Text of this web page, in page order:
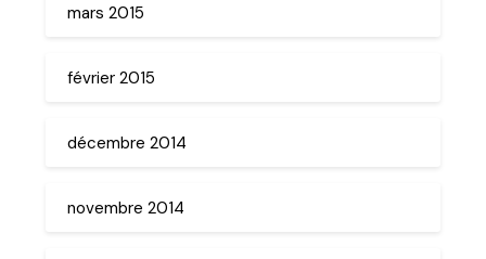
mars 2015
février 2015
décembre 2014
novembre 2014